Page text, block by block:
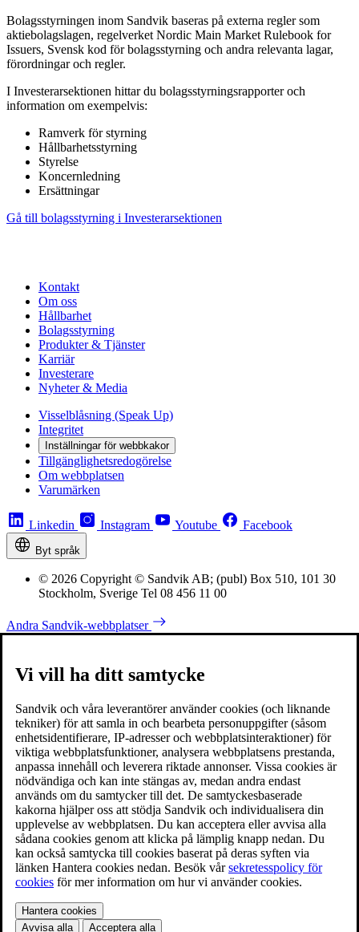
Bolagsstyrningen inom Sandvik baseras på externa regler som
aktiebolagslagen, regelverket Nordic Main Market Rulebook for
Issuers, Svensk kod för bolagsstyrning och andra relevanta lagar,
förordningar och regler.
I Investerarsektionen hittar du bolagsstyrningsrapporter och
information om exempelvis:
Ramverk för styrning
Hållbarhetsstyrning
Styrelse
Koncernledning
Ersättningar
Gå till bolagsstyrning i Investerarsektionen
Kontakt
Om oss
Hållbarhet
Bolagsstyrning
Produkter & Tjänster
Karriär
Investerare
Nyheter & Media
Visselblåsning (Speak Up)
Integritet
Inställningar för webbkakor
Tillgänglighetsredogörelse
Om webbplatsen
Varumärken
Linkedin Instagram Youtube Facebook
Byt språk
© 2026 Copyright © Sandvik AB; (publ) Box 510, 101 30
Stockholm, Sverige Tel 08 456 11 00
Andra Sandvik-webbplatser
Vi vill ha ditt samtycke
Sandvik och våra leverantörer använder cookies (och liknande
tekniker) för att samla in och bearbeta personuppgifter (såsom
enhetsidentifierare, IP-adresser och webbplatsinteraktioner) för
viktiga webbplatsfunktioner, analysera webbplatsens prestanda,
anpassa innehåll och leverera riktade annonser. Vissa cookies är
nödvändiga och kan inte stängas av, medan andra endast
används om du samtycker till det. De samtyckesbaserade
kakorna hjälper oss att stödja Sandvik och individualisera din
upplevelse av webbplatsen. Du kan acceptera eller avvisa alla
sådana cookies genom att klicka på lämplig knapp nedan. Du
kan också samtycka till cookies baserat på deras syften via
länken Hantera cookies nedan. Besök vårsekretesspolicy för
cookies för mer information om hur vi använder cookies.
Hantera cookies
Avvisa alla
Acceptera alla